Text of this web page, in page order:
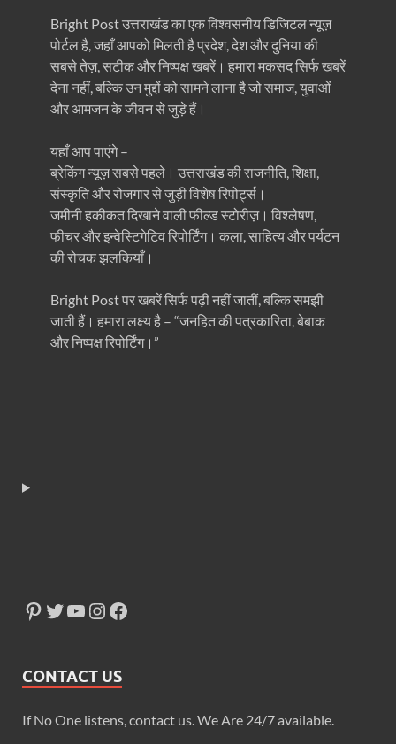
Bright Post उत्तराखंड का एक विश्वसनीय डिजिटल न्यूज़
पोर्टल है, जहाँ आपको मिलती है प्रदेश, देश और दुनिया की
सबसे तेज़, सटीक और निष्पक्ष खबरें। हमारा मकसद सिर्फ खबरें
देना नहीं, बल्कि उन मुद्दों को सामने लाना है जो समाज, युवाओं
और आमजन के जीवन से जुड़े हैं।
यहाँ आप पाएंगे –
ब्रेकिंग न्यूज़ सबसे पहले। उत्तराखंड की राजनीति, शिक्षा,
संस्कृति और रोजगार से जुड़ी विशेष रिपोर्ट्स।
जमीनी हकीकत दिखाने वाली फील्ड स्टोरीज़। विश्लेषण,
फीचर और इन्वेस्टिगेटिव रिपोर्टिंग। कला, साहित्य और पर्यटन
की रोचक झलकियाँ।
Bright Post पर खबरें सिर्फ पढ़ी नहीं जातीं, बल्कि समझी
जाती हैं। हमारा लक्ष्य है – “जनहित की पत्रकारिता, बेबाक
और निष्पक्ष रिपोर्टिंग।”
CONTACT US
If No One listens, contact us. We Are 24/7 available.